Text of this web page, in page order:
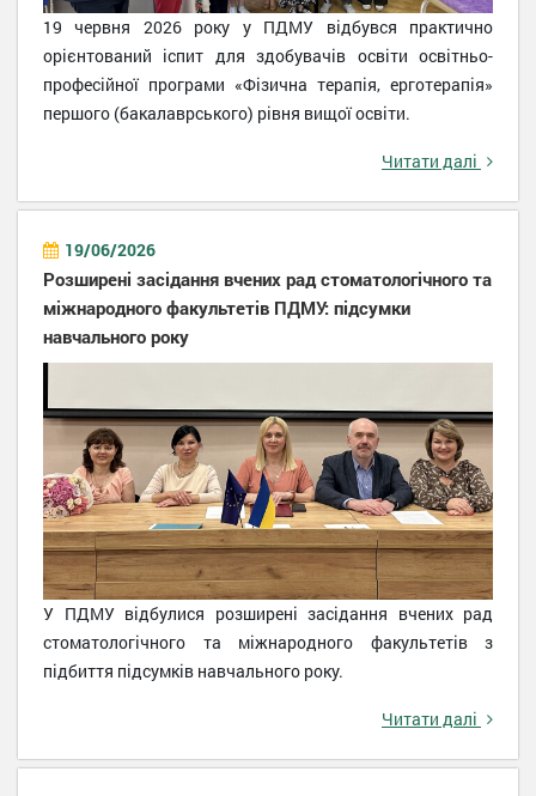
19 червня 2026 року у ПДМУ відбувся практично
орієнтований іспит для здобувачів освіти освітньо-
професійної програми «Фізична терапія, ерготерапія»
першого (бакалаврського) рівня вищої освіти.
Читати далі
19/06/2026
Розширені засідання вчених рад стоматологічного та
міжнародного факультетів ПДМУ: підсумки
навчального року
У ПДМУ відбулися розширені засідання вчених рад
стоматологічного та міжнародного факультетів з
підбиття підсумків навчального року.
Читати далі